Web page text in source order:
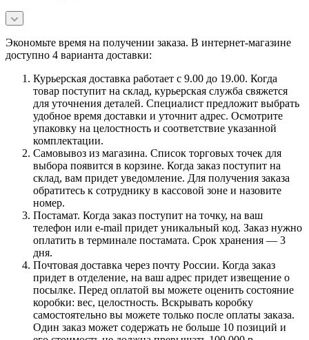
Экономьте время на получении заказа. В интернет-магазине
доступно 4 варианта доставки:
Курьерская доставка работает с 9.00 до 19.00. Когда
товар поступит на склад, курьерская служба свяжется
для уточнения деталей. Специалист предложит выбрать
удобное время доставки и уточнит адрес. Осмотрите
упаковку на целостность и соответствие указанной
комплектации.
Самовывоз из магазина. Список торговых точек для
выбора появится в корзине. Когда заказ поступит на
склад, вам придет уведомление. Для получения заказа
обратитесь к сотруднику в кассовой зоне и назовите
номер.
Постамат. Когда заказ поступит на точку, на ваш
телефон или e-mail придет уникальный код. Заказ нужно
оплатить в терминале постамата. Срок хранения — 3
дня.
Почтовая доставка через почту России. Когда заказ
придет в отделение, на ваш адрес придет извещение о
посылке. Перед оплатой вы можете оценить состояние
коробки: вес, целостность. Вскрывать коробку
самостоятельно вы можете только после оплаты заказа.
Один заказ может содержать не больше 10 позиций и